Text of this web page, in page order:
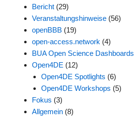
Bericht(29)
Veranstaltungshinweise(56)
openBBB(19)
open-access.network(4)
BUA Open Science Dashboards
Open4DE(12)
Open4DE Spotlights (6)
Open4DE Workshops (5)
Fokus (3)
Allgemein(8)